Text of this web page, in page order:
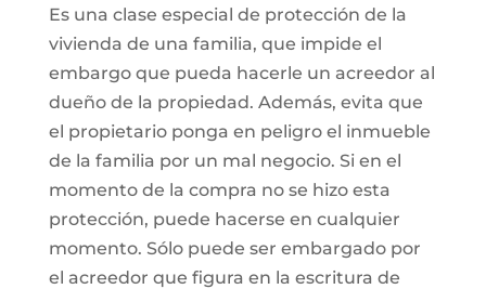
Es una clase especial de protección de la
vivienda de una familia, que impide el
embargo que pueda hacerle un acreedor al
dueño de la propiedad. Además, evita que
el propietario ponga en peligro el inmueble
de la familia por un mal negocio. Si en el
momento de la compra no se hizo esta
protección, puede hacerse en cualquier
momento. Sólo puede ser embargado por
el acreedor que figura en la escritura de